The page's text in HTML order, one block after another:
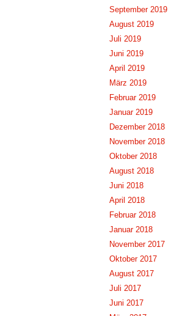
September 2019
August 2019
Juli 2019
Juni 2019
April 2019
März 2019
Februar 2019
Januar 2019
Dezember 2018
November 2018
Oktober 2018
August 2018
Juni 2018
April 2018
Februar 2018
Januar 2018
November 2017
Oktober 2017
August 2017
Juli 2017
Juni 2017